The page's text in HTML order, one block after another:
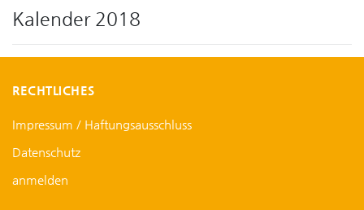
Kalender 2018
RECHTLICHES
Impressum / Haftungsausschluss
Datenschutz
anmelden